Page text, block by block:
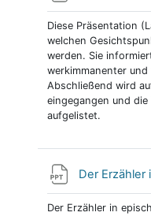
Diese Präsentation
welchen
werden. Sie
werkimmanenter
Abschließend wird
eingegangen und
aufgelistet.
Der Erzähler
Der Erzähler in